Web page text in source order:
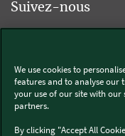
Suivez-nous
Thermomix®
We use cookies to
features and to analyse our
your use of our site with
partners.
By clicking "Accept All